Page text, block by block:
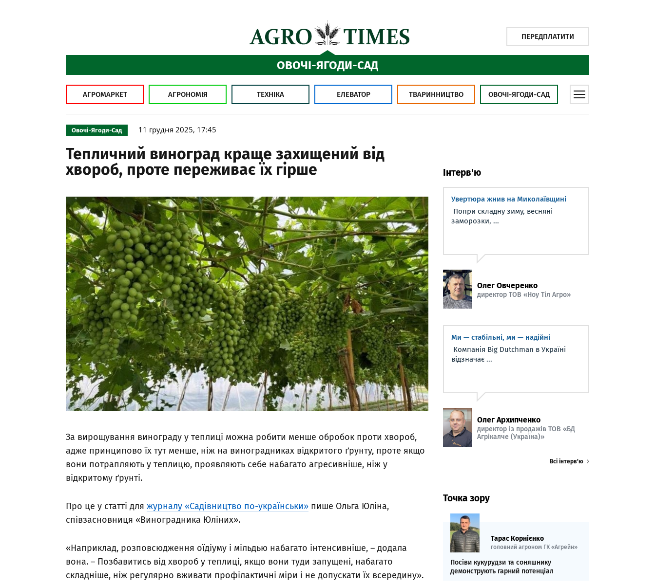
ПЕРЕДПЛАТИТИ
ОВОЧІ-ЯГОДИ-САД
АГРОМАРКЕТ АГРОНОМІЯ ТЕХНІКА ЕЛЕВАТОР ТВАРИННИЦТВО ОВОЧІ-ЯГОДИ-САД
Овочі-Ягоди-Сад 11 грудня 2025, 17:45
Тепличний виноград краще захищений від
хвороб, проте переживає їх гірше
За вирощування винограду у теплиці можна робити менше обробок проти хвороб,
адже принципово їх тут менше, ніж на виноградниках відкритого ґрунту, проте якщо
вони потрапляють у теплицю, проявляють себе набагато агресивніше, ніж у
відкритому ґрунті.
Про це у статті для журналу «Садівництво по-українськи» пише Ольга Юліна,
співзасновниця «Виноградника Юліних».
«Наприклад, розповсюдження оїдіуму і мільдью набагато інтенсивніше, – додала
вона. – Позбавитись від хвороб у теплиці, якщо вони туди запущені, набагато
складніше, ніж регулярно вживати профілактичні міри і не допускати їх всередину».
Інтерв'ю
Увертюра жнив на Миколаївщині
Попри складну зиму, весняні
заморозки, ...
Олег Овчеренко
директор ТОВ «Ноу Тіл Агро»
Ми — стабільні, ми — надійні
Компанія Big Dutchman в Україні
відзначає ...
Олег Архипченко
директор із продажів ТОВ «БД
Агрікалче (Україна)»
Всі інтерв’ю
Точка зору
Тарас Корнієнко
головний агроном ГК «Агрейн»
Посіви кукурудзи та соняшнику
демонструють гарний потенціал